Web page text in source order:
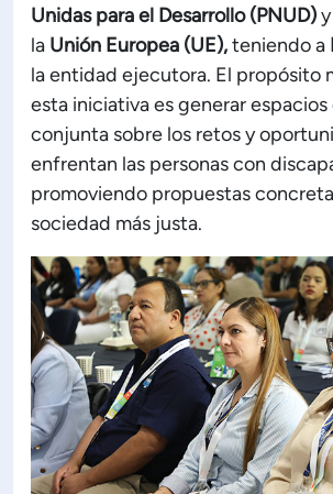
de Administración y Finanzas
Profesional e Internacionalización
Calidad Académica
Políticas institucionales
Acreditaciones
Boletín de noticias
Línea de tiempo
Unidas para el Desarrollo (PNUD)
la Unión Europea (UE),teniendo a
la entidad ejecutora. El propósito
esta iniciativa es generar
conjunta sobre los retos y
enfrentan las personas con
promoviendo propuestas
sociedad más justa.